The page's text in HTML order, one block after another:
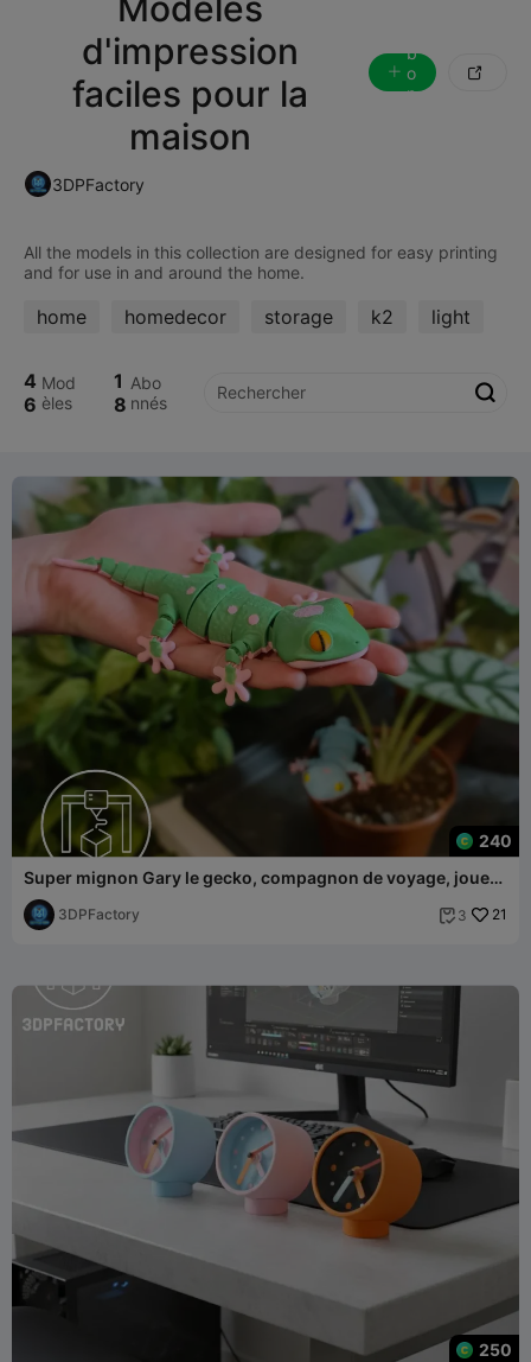
d'impression
faciles pour la
maison
b
o
n

3DPFactory
All the models in this collection are designed for easy printing
home homedecor storage k2 light
4
6
Mod
èles
1
8
Abo
nnés

240
Super mignon Gary le gecko, compagnon de voyage, jouet
lézard flexible
3DPFactory  3 21
250